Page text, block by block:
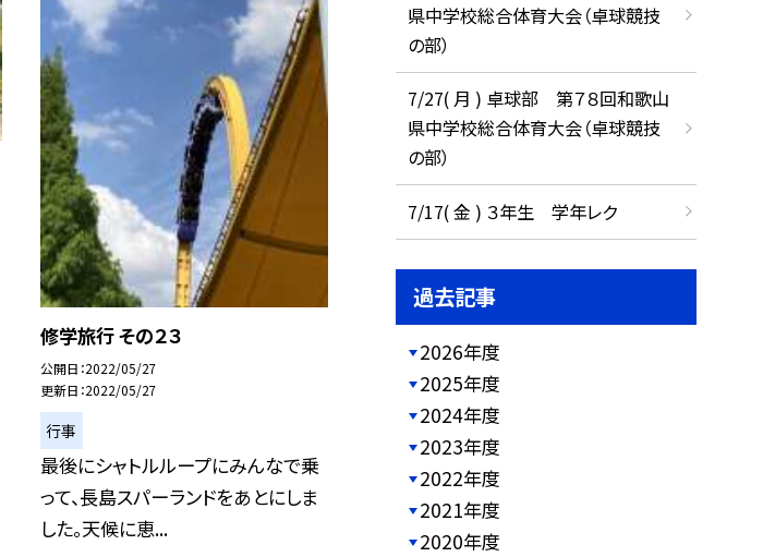
修学旅行 その２３
公開日 2022/05/27
更新日 2022/05/27
行事
最後にシャトルループにみんなで乗
って、長島スパーランドをあとにしま
した。天候に恵...
県中学校総合体育大会（卓球競技
の部）
7/27( 月 ) 卓球部 第７８回和歌山
県中学校総合体育大会（卓球競技
の部）
7/17( 金 ) ３年生 学年レク
過去記事
2026年度
2025年度
2024年度
2023年度
2022年度
2021年度
2020年度